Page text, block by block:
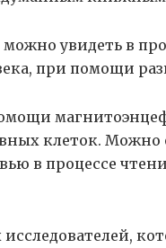
можно увидеть в
при помощи
клеток. Можно
в процессе